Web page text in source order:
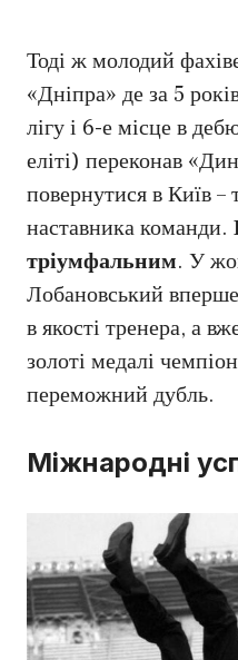
Тоді ж молодий
«Дніпра» де за 5
лігу і 6-е місце в
еліті) переконав
повернутися в Київ –
наставника команди.
тріумфальним. У
Лобановський
в якості тренера, а
золоті медалі
переможний дубль.
Міжнародні